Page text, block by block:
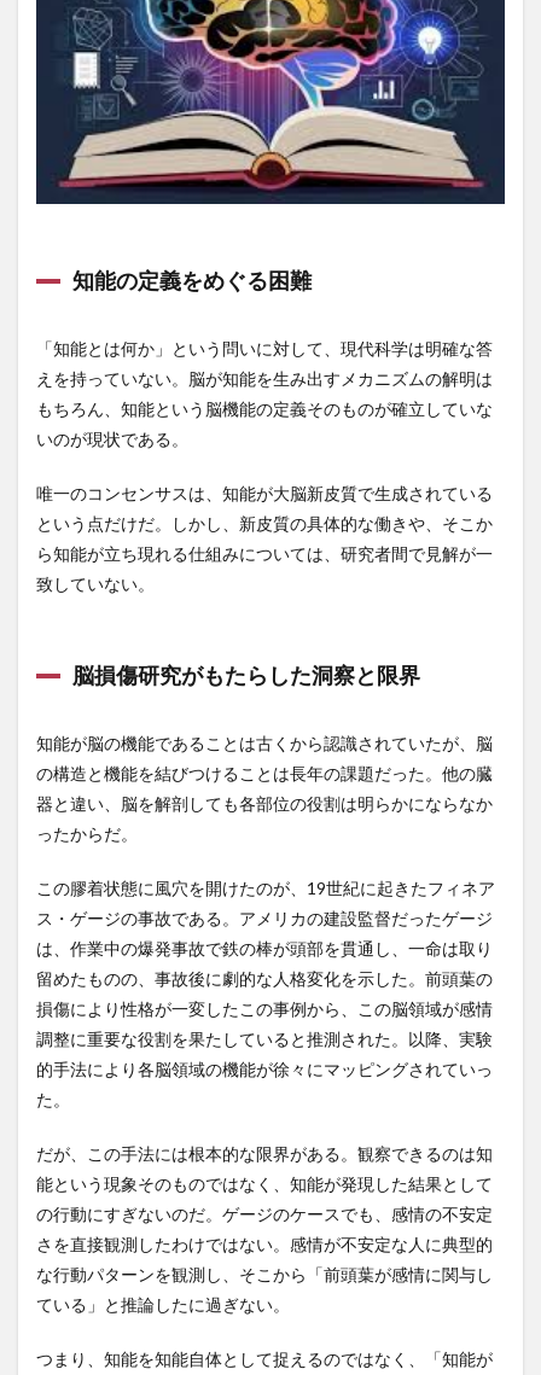
未来予測
未病
末梢動脈疾患
本業での収入アップ
本物の勉強法
本番力
本草綱目拾遺
札幌市 朮 朱子学
李舜臣
材料技術
東ロボくん
東京オリンピック
東屋本店
東根市
東香山大乘寺 松のチカラ
松田麻美子
板壁 板葺き屋根
果物
枝毛 枸杞子 柏木智帆
柏野尊徳
染毛剤
染色体 柳沢佐千夫
栄養
栄養カウンセリング
栄養セラピスト
栄養分析
栄養爆弾
栄養療法
株価の急騰
株式会社ホーユー
株式市場
株式投資
核酸増幅テスト
格付け戦略
格差拡大
格差縮小 格物致知
栽培計画
桂浜
森永拓郎
椿 楠木建
業務効率化
構成要素
構造力学 権利義務
権力の監視者
横井小楠
樺太 樺沢紫苑
橋本之克
機動的な財政政策
機械学習 機械翻訳
櫻井翔
欧州医薬品庁EMA
欧州経済共同体
欧州通貨制度
欧州連合
正官庄 正常眼圧緑内障
正法寺
武家屋敷型古民家
武将 武田信玄
武田果樹園
歯周炎
歯周病 歯石 歯磨き
歯磨き粉
歯科検診
歯間ブラシ
死ぬときに後悔すること
比叡山延暦寺
比較 毛づくろい
毛利元就
毛沢東
毛生え薬
毛穴の開き
毛髪ミネラル検査
毛髪診断士
民主主義
民主主義の危機
民主主義思想
民事再生法
気
気功
気功断食 気功断食ダイエット
気管支炎
1.2
脳損
傷研
究が
もた
らし
た洞
察と
限界
コン
ピュ
の到
来と
なア
プロ
1.4
チュ
ーリ
テス
石
未解
決の
問い
深層
から
生成
へ:
大規
模基
盤モ
デル
が獲
た創
2.1
基盤
モデ
ルに
よる
予想
外の
2.2
知能の定義をめぐる困難
「知能とは何か」という問いに対して、現代科学は明確な答
えを持っていない。脳が知能を生み出すメカニズムの解明は
もちろん、知能という脳機能の定義そのものが確立していな
いのが現状である。
唯一のコンセンサスは、知能が大脳新皮質で生成されている
という点だけだ。しかし、新皮質の具体的な働きや、そこか
ら知能が立ち現れる仕組みについては、研究者間で見解が一
致していない。
脳損傷研究がもたらした洞察と限界
知能が脳の機能であることは古くから認識されていたが、脳
の構造と機能を結びつけることは長年の課題だった。他の臓
器と違い、脳を解剖しても各部位の役割は明らかにならなか
ったからだ。
この膠着状態に風穴を開けたのが、19世紀に起きたフィネア
ス・ゲージの事故である。アメリカの建設監督だったゲージ
は、作業中の爆発事故で鉄の棒が頭部を貫通し、一命は取り
留めたものの、事故後に劇的な人格変化を示した。前頭葉の
損傷により性格が一変したこの事例から、この脳領域が感情
調整に重要な役割を果たしていると推測された。以降、実験
的手法により各脳領域の機能が徐々にマッピングされていっ
た。
だが、この手法には根本的な限界がある。観察できるのは知
能という現象そのものではなく、知能が発現した結果として
の行動にすぎないのだ。ゲージのケースでも、感情の不安定
さを直接観測したわけではない。感情が不安定な人に典型的
な行動パターンを観測し、そこから「前頭葉が感情に関与し
ている」と推論したに過ぎない。
つまり、知能を知能自体として捉えるのではなく、「知能が